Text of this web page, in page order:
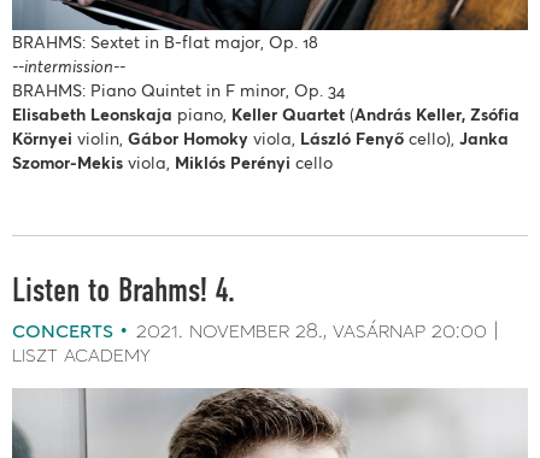
BRAHMS: Sextet in B-flat major, Op. 18
--intermission--
BRAHMS: Piano Quintet in F minor, Op. 34
Elisabeth Leonskaja piano, Keller Quartet (András Keller, Zsófia
Környei violin, Gábor Homoky viola, László Fenyő cello), Janka
Szomor-Mekis viola, Miklós Perényi cello
Listen to Brahms! 4.
concerts 2021. november 28. vasárnap 20:00
liszt academy